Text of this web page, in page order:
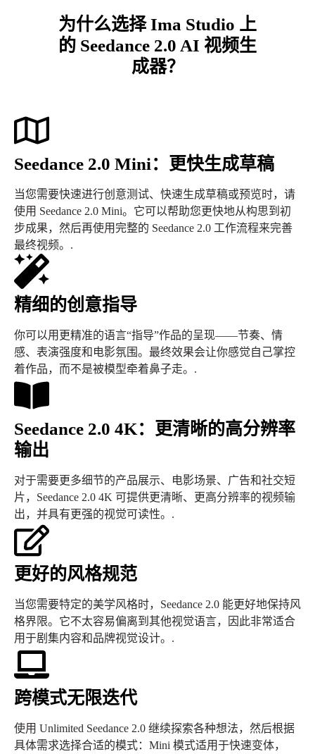
为什么选择 Ima Studio 上
的 Seedance 2.0 AI 视频生
成器？
Seedance 2.0 Mini：更快生成草稿
当您需要快速进行创意测试、快速生成草稿或预览时，请
使用 Seedance 2.0 Mini。它可以帮助您更快地从构思到初
步成果，然后再使用完整的 Seedance 2.0 工作流程来完善
最终视频。.
精细的创意指导
你可以用更精准的语言“指导”作品的呈现——节奏、情
感、表演强度和电影氛围。最终效果会让你感觉自己掌控
着作品，而不是被模型牵着鼻子走。.
Seedance 2.0 4K：更清晰的高分辨率
输出
对于需要更多细节的产品展示、电影场景、广告和社交短
片，Seedance 2.0 4K 可提供更清晰、更高分辨率的视频输
出，并具有更强的视觉可读性。.
更好的风格规范
当您需要特定的美学风格时，Seedance 2.0 能更好地保持风
格界限。它不太容易偏离到其他视觉语言，因此非常适合
用于剧集内容和品牌视觉设计。.
跨模式无限迭代
使用 Unlimited Seedance 2.0 继续探索各种想法，然后根据
具体需求选择合适的模式：Mini 模式适用于快速变体，